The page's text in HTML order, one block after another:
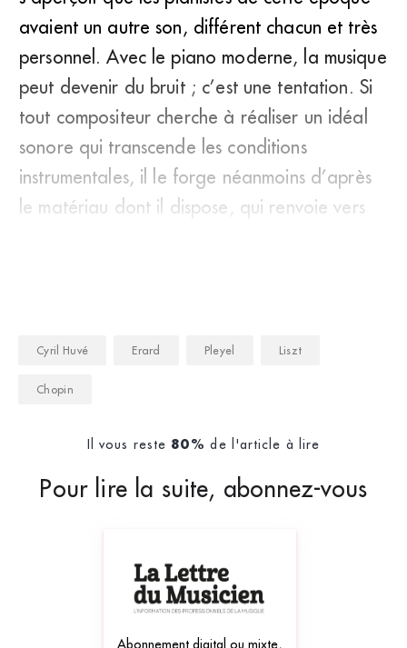
avaient un autre son, différent chacun et très
personnel. Avec le piano moderne, la musique
peut devenir du bruit ; c’est une tentation. Si
tout compositeur cherche à réaliser un idéal
sonore qui transcende les conditions
instrumentales, il le forge néanmoins d’après
le matériau dont il dispose, qui renvoie vers
Cyril Huvé Erard Pleyel Liszt
Chopin
Il vous reste 80% de l'article à lire
Pour lire la suite, abonnez-vous